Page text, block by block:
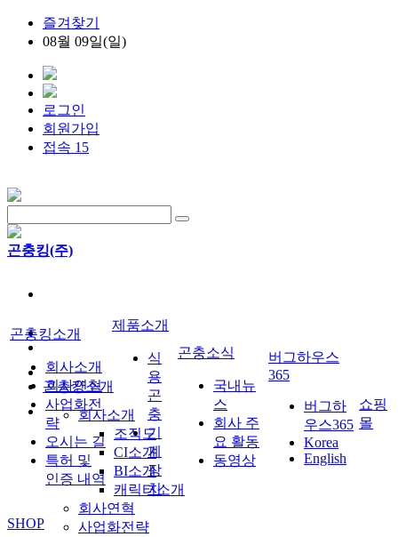
즐겨찾기
08월 09일(일)
로그인
회원가입
접속 15
곤충킹(주)
곤충킹소개
회사소개
조직도
CI소개
BI소개
캐릭터소개
회사연혁
사업화전략
곤충킹소개
회사소개
회사연혁
사업화전
략
오시는 길
특허 및
인증 내역
제품소개
식
용
곤
충
기
계
장
치
곤충소식
국내뉴
스
회사 주
요 활동
동영상
버그하우스
365
버그하
우스365
Korea
English
쇼핑
몰
SHOP